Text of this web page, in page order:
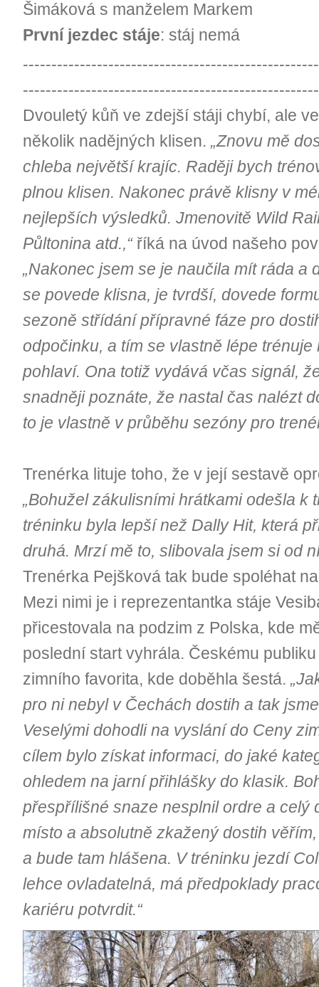
Šimáková s manželem Markem
První jezdec stáje: stáj nemá
Dvouletý kůň ve zdejší stáji chybí, ale
několik nadějných klisen. „Znovu mě
chleba největší krajíc. Raději bych
plnou klisen. Nakonec právě klisny v
nejlepších výsledků. Jmenovitě Wild
Půltonina atd.,“říká na úvod našeho
„Nakonec jsem se je naučila mít ráda a
se povede klisna, je tvrdší, dovede
sezoně střídání přípravné fáze pro
odpočinku, a tím se vlastně lépe
pohlaví. Ona totiž vydává včas signál,
snadněji poznáte, že nastal čas nalézt
to je vlastně v průběhu sezóny pro
Trenérka lituje toho, že v její sestavě
„Bohužel zákulisními hrátkami odešla k
tréninku byla lepší než Dally Hit, která
druhá. Mrzí mě to, slibovala jsem si od
Trenérka Pejšková tak bude spoléhat
Mezi nimi je i reprezentantka stáje
přicestovala na podzim z Polska, kde
poslední start vyhrála. Českému
zimního favorita, kde doběhla šestá.
pro ni nebyl v Čechách dostih a tak
Veselými dohodli na vyslání do Ceny
cílem bylo získat informaci, do jaké
ohledem na jarní přihlášky do klasik.
přespřílišné snaze nesplnil ordre a celý
místo a absolutně zkažený dostih
a bude tam hlášena. V tréninku jezdí
lehce ovladatelná, má předpoklady
kariéru potvrdit.“